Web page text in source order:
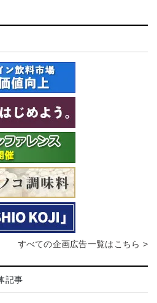
すべての企画広告一覧はこちら >
記事